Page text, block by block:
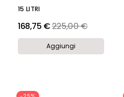
15 LITRI
168,75 €Prezzo
225,00 €
Aggiungi